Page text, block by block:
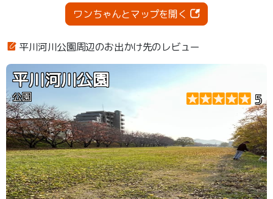
ワンちゃんとマップを開く
平川河川公園周辺のお出かけ先のレビュー
平川河川公園
公園 5